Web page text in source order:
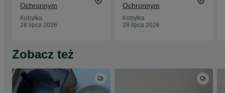
Ochronnym
Kobyłka
28 lipca 2026
Ochronnym
Kobyłka
28 lipca 2026
Zobacz też